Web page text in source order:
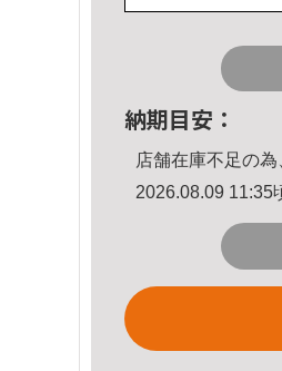
納期目安：
店舗在庫不足の為
2026.08.09 11:35